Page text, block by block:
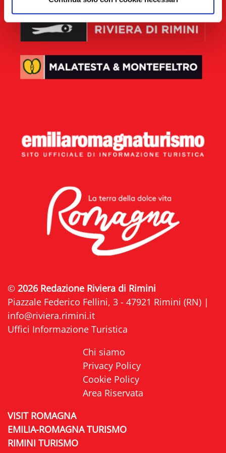
© 2026 Redazione Riviera di Rimini
Piazzale Federico Fellini, 3 - 47921 Rimini (RN) |
info@riviera.rimini.it
Uffici Informazione Turistica
Chi siamo
Privacy Policy
Cookie Policy
Area Riservata
VISIT ROMAGNA
EMILIA-ROMAGNA TURISMO
RIMINI TURISMO